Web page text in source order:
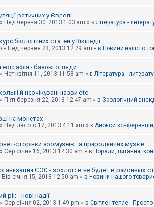
ратичних у Європі
» Нед червня 30, 2013 1:03 am » в Література -
біологічних статей у Вікіпедії
» Нед червня 23, 2013 12:29 am » в Новини нашого
- базові огляди
» Чет квітня 11, 2013 11:58 am » в Література -
й неочікувані назви etc
» П'ят березня 22, 2013 12:47 am » в Зоологічний
на монетах
» Нед лютого 17, 2013 4:11 am » в Анонси
сторінки зоомузеїв та природничих музеїв
» Сер січня 16, 2013 12:30 am » в Поради, питання,
СЭС - зоологов не будет в районных
Вів січня 15, 2013 12:50 am » в Новини нашого
рік - нові надії
» Сер січня 02, 2013 1:49 pm » в Світле і тепле -